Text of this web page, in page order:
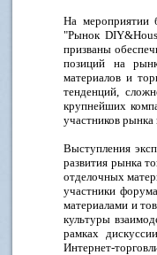
На мероприятии
"Рынок
призваны
позиций на
материалов и
тенденций,
крупнейших
участников
Выступления
развития рынка
отделочных
участники
материалами и
культуры
рамках
Интернет-